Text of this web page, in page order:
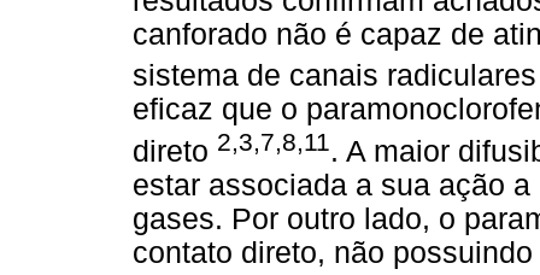
canforado não é capaz de
sistema de canais
eficaz que o
direto 2,3,7,8,11 . A maior
estar associada a sua ação
gases. Por outro lado, o
contato direto, não